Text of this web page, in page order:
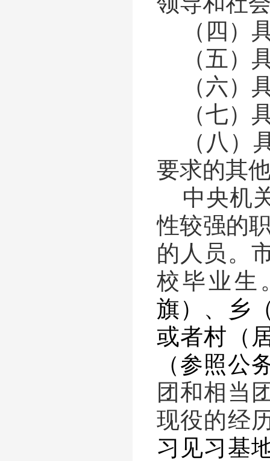
（四）
（五）
（六）
（七）
（八
要求的其
中央机
性较强的
的人员。
校毕业生
旗）、乡
或者村（
（参照公
团和相当
现役的经
习见习基